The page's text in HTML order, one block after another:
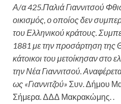
Α/α 425.Παλιά Γιαννιτσού
οικισμός, ο οποίος δεν
του Ελληνικού κράτους.
1881 με την προσάρτηση της
κάτοικοι του μετοίκησαν στο
την Νέα Γιαννιτσού.
ως «Γιαννιτζού» Συν. Δήμου
Σήμερα. ΔΔΔ Μακρακώμης. .